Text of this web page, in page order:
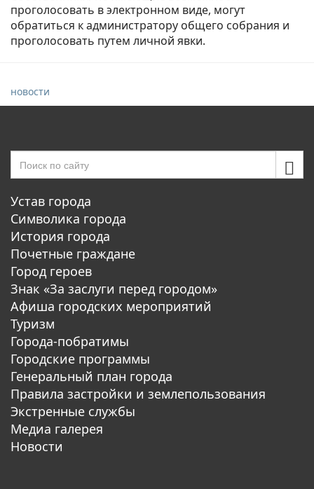
проголосовать в электронном виде, могут
обратиться к администратору общего собрания и
проголосовать путем личной явки.
новости
Устав города
Символика города
История города
Почетные граждане
Город героев
Знак «За заслуги перед городом»
Афиша городских мероприятий
Туризм
Города-побратимы
Городские программы
Генеральный план города
Правила застройки и землепользования
Экстренные службы
Медиа галерея
Новости